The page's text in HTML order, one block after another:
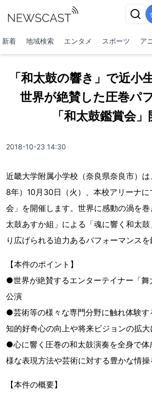
新着 地域検索 エンタメ スポーツ ア
「和太鼓の響き」で近小
世界が絶賛した圧巻パ
「和太鼓鑑賞会
2018-10-23 14:30
近畿大学附属小学校（奈良県奈良市）
8年）10月30日（火）、本校アリーナ
会」を開催します。世界に感動の渦を
太鼓あすか組」による「魂に響く和太
り広げられる迫力あるパフォーマンスを
【本件のポイント】
●世界が絶賛するエンターテイナー「舞
公演
●芸術等の様々な専門分野に触れ体験す
知的好奇心の向上や将来ビジョンの拡大
●心に響く圧巻の和太鼓演奏を全身で体
様な表現方法や芸術に対する豊かな情操
【本件の概要】